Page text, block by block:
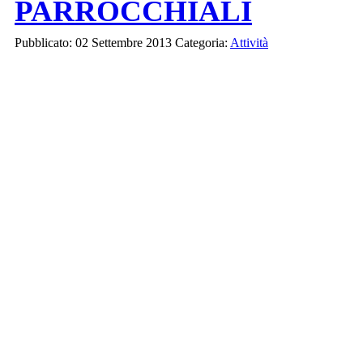
PARROCCHIALI
Pubblicato: 02 Settembre 2013 Categoria: Attività